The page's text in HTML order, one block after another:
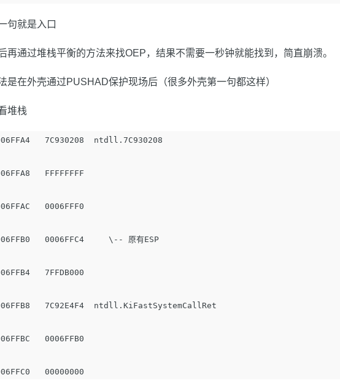
句就是入口
再通过堆栈平衡的方法来找OEP，结果不需要一秒钟就能找到，简直崩溃。
是在外壳通过PUSHAD保护现场后（很多外壳第一句都这样）
堆栈
7C930208  ntdll.7C930208
FFFFFFFF
0006FFF0
0006FFC4     \-- 原有ESP
7FFDB000
7C92E4F4  ntdll.KiFastSystemCallRet
0006FFB0